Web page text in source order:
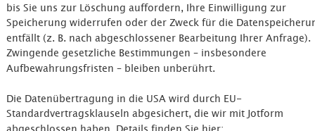
bis Sie uns zur Löschung auffordern, Ihre Einwilligung zur
Speicherung widerrufen oder der Zweck für die
entfällt (z. B. nach abgeschlossener Bearbeitung Ihrer Anfrage).
Zwingende gesetzliche Bestimmungen – insbesondere
Aufbewahrungsfristen – bleiben unberührt.
Die Datenübertragung in die USA wird durch EU-
Standardvertragsklauseln abgesichert, die wir mit Jotform
abgeschlossen haben. Details finden Sie hier: